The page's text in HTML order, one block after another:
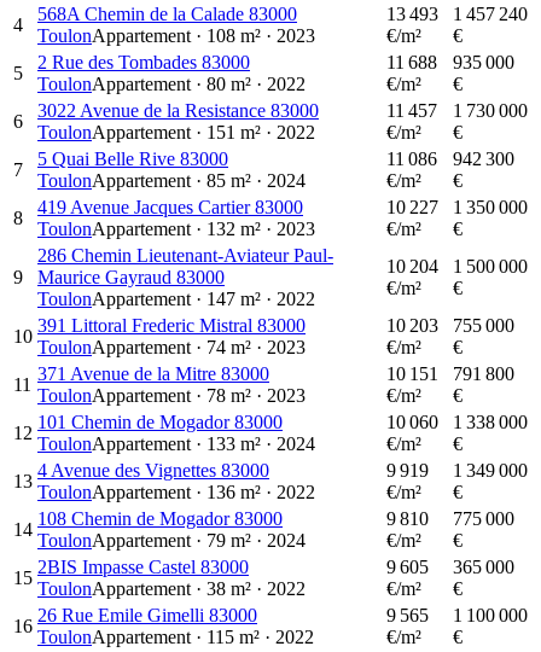
4
568A Chemin de la Calade 83000
ToulonAppartement · 108 m² · 2023
13 493
€/m²
1 457 240
€
5
2 Rue des Tombades 83000
ToulonAppartement · 80 m² · 2022
11 688
€/m²
935 000
€
6
3022 Avenue de la Resistance 83000
ToulonAppartement · 151 m² · 2022
11 457
€/m²
1 730 000
€
7
5 Quai Belle Rive 83000
ToulonAppartement · 85 m² · 2024
11 086
€/m²
942 300
€
8
419 Avenue Jacques Cartier 83000
ToulonAppartement · 132 m² · 2023
10 227
€/m²
1 350 000
€
9
286 Chemin Lieutenant-Aviateur Paul-
Maurice Gayraud 83000
ToulonAppartement · 147 m² · 2022
10 204
€/m²
1 500 000
€
10
391 Littoral Frederic Mistral 83000
ToulonAppartement · 74 m² · 2023
10 203
€/m²
755 000
€
11
371 Avenue de la Mitre 83000
ToulonAppartement · 78 m² · 2023
10 151
€/m²
791 800
€
12
101 Chemin de Mogador 83000
ToulonAppartement · 133 m² · 2024
10 060
€/m²
1 338 000
€
13
4 Avenue des Vignettes 83000
ToulonAppartement · 136 m² · 2022
9 919
€/m²
1 349 000
€
14
108 Chemin de Mogador 83000
ToulonAppartement · 79 m² · 2024
9 810
€/m²
775 000
€
15
2BIS Impasse Castel 83000
ToulonAppartement · 38 m² · 2022
9 605
€/m²
365 000
€
16
26 Rue Emile Gimelli 83000
ToulonAppartement · 115 m² · 2022
9 565
€/m²
1 100 000
€